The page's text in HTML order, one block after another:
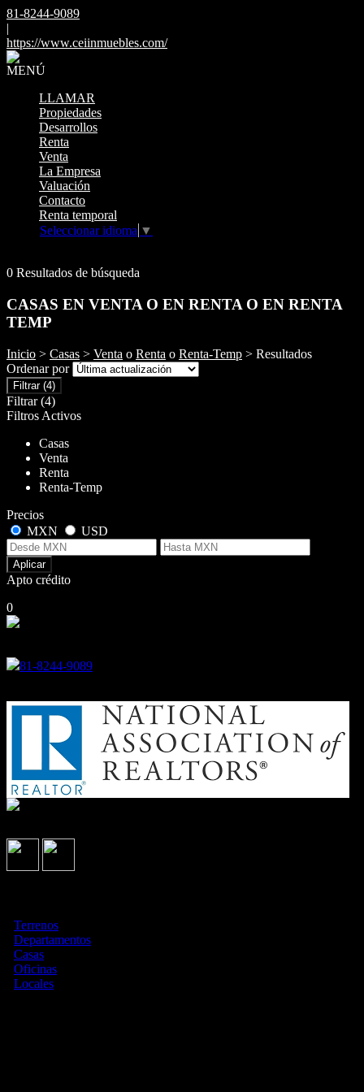
81-8244-9089
|
https://www.ceiinmuebles.com/
MENÚ
LLAMAR
Propiedades
Desarrollos
Renta
Venta
La Empresa
Valuación
Contacto
Renta temporal
Seleccionar idioma ▼
0 Resultados de búsqueda
CASAS EN VENTA O EN RENTA O EN RENTA
TEMP
Inicio > Casas > Venta o Renta o Renta-Temp > Resultados
Ordenar por
Filtrar (4)
Filtrar (4)
Filtros Activos
Casas
Venta
Renta
Renta-Temp
Precios
MXN
USD
Aplicar
Apto crédito
0
81-8244-9089
Terrenos
Departamentos
Casas
Oficinas
Locales